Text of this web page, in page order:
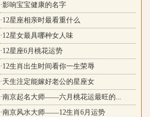
·影响宝宝健康的名字
·12星座相亲时最看重什么
·12星女最具哪种女人味
·12星座6月桃花运势
·12生肖出生时间看你一生荣辱
·天生注定能嫁好老公的星座女
·南京起名大师——六月桃花运最旺的...
·南京风水大师——12生肖6月运势